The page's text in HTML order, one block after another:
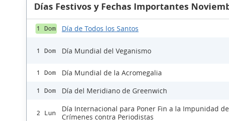
Días Festivos y Fechas Importantes
1 Dom Día de Todos los Santos
1 Dom Día Mundial del Veganismo
1 Dom Día Mundial de la Acromegalia
1 Dom Día del Meridiano de Greenwich
2 Lun
Día Internacional para Poner Fin a la Impunidad
Crímenes contra Periodistas